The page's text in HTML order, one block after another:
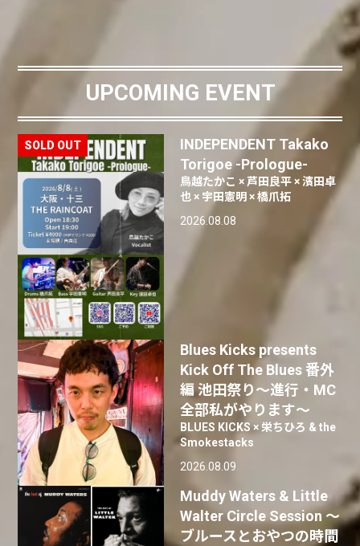
UPCOMING EVENT
INDEPENDENT Takako
Torigoe -Prologue-
鳥越たかこ × 芦田良平 × 濱田卓
也 × 宇田憲明 × 橋爪拓
2026.08.08
Blues Kicks presents
Kick Off The Blues 番外
編 池田祭り〜進行・MC
全部私がやります〜
BLUES KICKS × 栄ちひろ & the
Smokestacks
2026.08.09
Muddy Waters & Little
Walter Circle Session ～
ブルースとおやつの時間